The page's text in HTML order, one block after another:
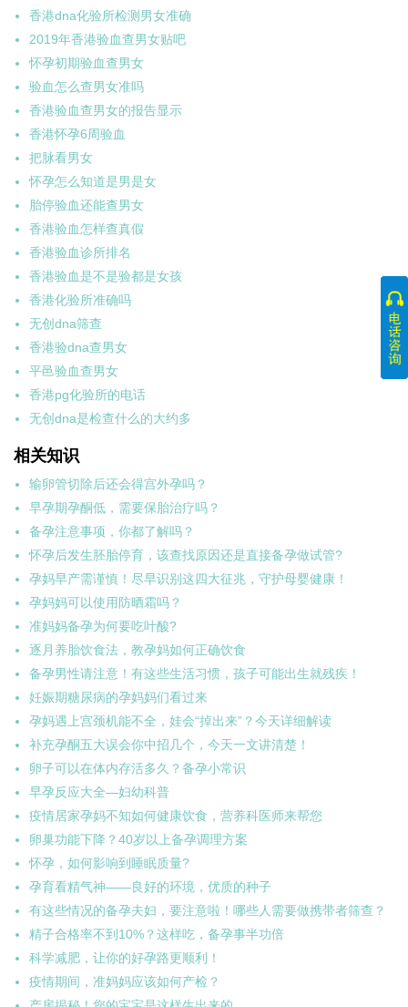
香港dna化验所检测男女准确
2019年香港验血查男女贴吧
怀孕初期验血查男女
验血怎么查男女准吗
香港验血查男女的报告显示
香港怀孕6周验血
把脉看男女
怀孕怎么知道是男是女
胎停验血还能查男女
香港验血怎样查真假
香港验血诊所排名
香港验血是不是验都是女孩
香港化验所准确吗
无创dna筛查
香港验dna查男女
平邑验血查男女
香港pg化验所的电话
无创dna是检查什么的大约多
相关知识
输卵管切除后还会得宫外孕吗？
早孕期孕酮低，需要保胎治疗吗？
备孕注意事项，你都了解吗？
怀孕后发生胚胎停育，该查找原因还是直接备孕做试管?
孕妈早产需谨慎！尽早识别这四大征兆，守护母婴健康！
孕妈妈可以使用防晒霜吗？
准妈妈备孕为何要吃叶酸?
逐月养胎饮食法，教孕妈如何正确饮食
备孕男性请注意！有这些生活习惯，孩子可能出生就残疾！
妊娠期糖尿病的孕妈妈们看过来
孕妈遇上宫颈机能不全，娃会“掉出来”？今天详细解读
补充孕酮五大误会你中招几个，今天一文讲清楚！
卵子可以在体内存活多久？备孕小常识
早孕反应大全—妇幼科普
疫情居家孕妈不知如何健康饮食，营养科医师来帮您
卵巢功能下降？40岁以上备孕调理方案
怀孕，如何影响到睡眠质量?
孕育看精气神——良好的环境，优质的种子
有这些情况的备孕夫妇，要注意啦！哪些人需要做携带者筛查？
精子合格率不到10%？这样吃，备孕事半功倍
科学减肥，让你的好孕路更顺利！
疫情期间，准妈妈应该如何产检？